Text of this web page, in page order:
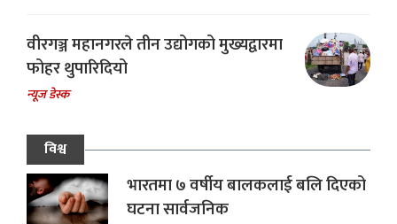
वीरगञ्ज महानगरले तीन उद्योगको मुख्यद्वारमा
फोहर थुपारिदियो
न्यूज डेस्क
विश्व
भारतमा ७ वर्षीय बालकलाई बलि दिएको
घटना सार्वजनिक